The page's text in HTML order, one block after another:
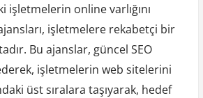
işletmelerin online varlığını
işletmelere rekabetçi bir
Bu ajanslar, güncel SEO
işletmelerin web sitelerini
üst sıralara taşıyarak, hedef